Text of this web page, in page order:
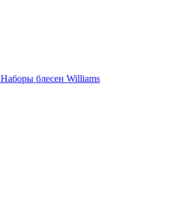
Наборы блесен Williams